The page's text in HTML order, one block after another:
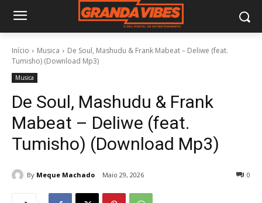
Início Musica
De Soul, Mashudu & Frank Mabeat – Deliwe (feat.
Tumisho) (Download Mp3)
Musica
De Soul, Mashudu & Frank
Mabeat – Deliwe (feat.
Tumisho) (Download Mp3)
By Meque Machado Maio 29, 2026 0